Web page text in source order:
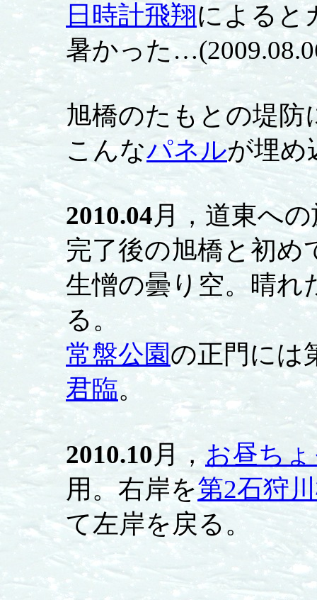
日時計飛翔によると
暑かった
旭橋のたもとの堤
こんなパネルが埋め
2010.04月，道東へ
完了後の旭橋と初め
生憎の曇り空。晴れ
る。
常盤公園の正門には
君臨。
2010.10月， お昼ち
用。右岸を第2石狩
て左岸を戻る。